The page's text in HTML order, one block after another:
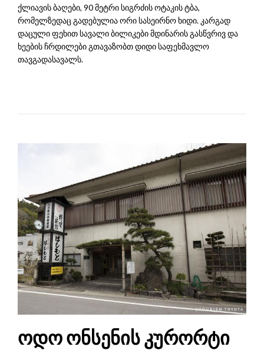
ქლიავის ბაღები, 90 მეტრი სიგრძის ოტაკის ტბა,
რომელზედაც გადებულია ორი სასეირნო ხიდი. კარგად
დაცული ფეხით სავალი ბილიკები მდინარის გასწვრივ და
ხეების ჩრდილები გთავაზობთ დიდი საფეხმავლო
თავგადასავალს.
ოდო ონსენის კურორტი